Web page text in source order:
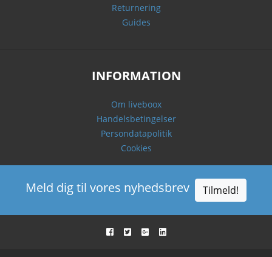
Returnering
Guides
INFORMATION
Om liveboox
Handelsbetingelser
Persondatapolitik
Cookies
Meld dig til vores nyhedsbrev Tilmeld!